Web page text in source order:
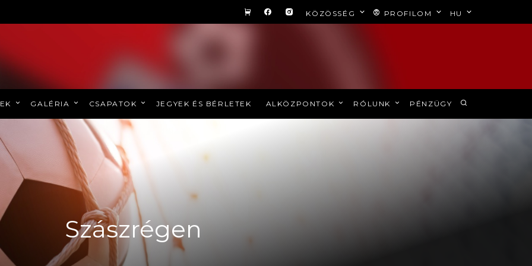
KÖZÖSSÉG PROFILOM HU
GALÉRIA CSAPATOK JEGYEK ÉS BÉRLETEK ALKÖZPONTOK RÓLUNK PÉNZÜGY
Szászrégen